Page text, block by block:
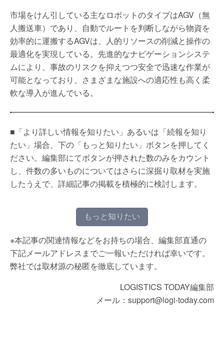
市場をけん引している主なロボットのタイプはAGV（無
人搬送車）であり、自動でルートを判断しながら物資を
効率的に運搬するAGVは、人的リソースの削減と操作の
最適化を実現している。先進的なナビゲーションシステ
ムにより、事故のリスクを抑えつつ安全で迅速な作業が
可能となっており、さまざまな施設への適応性も高く柔
軟な導入が進んでいる。
■「より詳しい情報を知りたい」あるいは「続報を知り
たい」場合、下の「もっと知りたい」ボタンを押してく
ださい。編集部にてボタンが押された数のみをカウント
し、件数の多いものについてはさらに深掘り取材を実施
したうえで、詳細記事の掲載を積極的に検討します。
もっと知りたい
※本記事の関連情報などをお持ちの場合、編集部直通の
下記メールアドレスまでご一報いただければ幸いです。
弊社では取材源の秘匿を徹底しています。
LOGISTICS TODAY編集部
メール：support@logi-today.com